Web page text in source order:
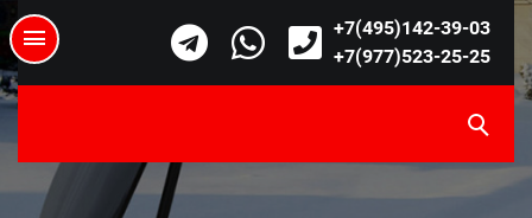
+7(495)142-39-03
+7(977)523-25-25